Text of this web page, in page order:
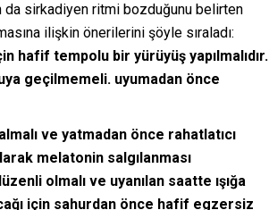
da sirkadiyen ritmi bozduğunu belirten
ilişkin önerilerini şöyle sıraladı:
hafif tempolu bir yürüyüş yapılmalıdır.
geçilmemeli. uyumadan önce
ve yatmadan önce rahatlatıcı
melatonin salgılanması
olmalı ve uyanılan saatte ışığa
için sahurdan önce hafif egzersiz